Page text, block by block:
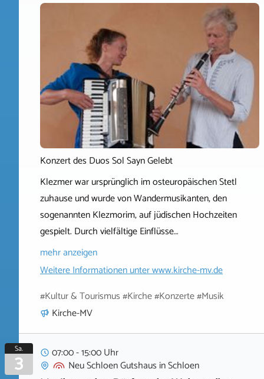
Konzert des Duos Sol Sayn Gelebt
Klezmer war ursprünglich im osteuropäischen Stetl
zuhause und wurde von Wandermusikanten, den
sogenannten Klezmorim, auf jüdischen Hochzeiten
gespielt. Durch vielfältige Einflüsse…
mehr anzeigen
Weitere Informationen unterwww.kirche-mv.de
#Kultur & Tourismus #Kirche #Konzerte #Musik
Kirche-MV
Sa.
3
07:00 - 15:00 Uhr
Neu Schloen Gutshaus inSchloen